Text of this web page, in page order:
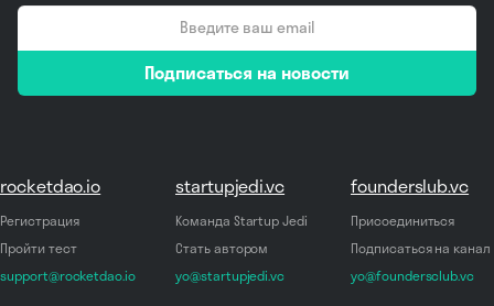
*
Подписаться на новости
rocketdao.io
Регистрация
Пройти тест
support@rocketdao.io
startupjedi.vc
Команда Startup Jedi
Стать автором
yo@startupjedi.vc
founderslub.vc
Присоединиться
Подписаться на канал
yo@foundersclub.vc